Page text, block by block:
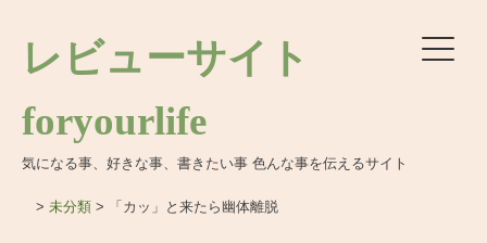
レビューサイト
foryourlife
気になる事、好きな事、書きたい事 色んな事を伝えるサイト
> 未分類 > 「カッ」と来たら幽体離脱